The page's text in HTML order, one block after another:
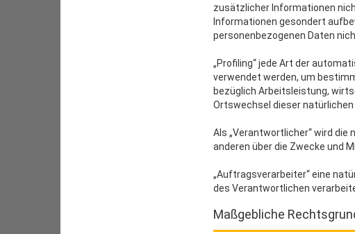
zusätzlicher Informationen
Informationen gesondert
personenbezogenen Daten
„Profiling“ jede Art der
verwendet werden, um
bezüglich Arbeitsleistung,
Ortswechsel dieser natürlichen
Als „Verantwortlicher“ wird die
anderen über die Zwecke und
„Auftragsverarbeiter“ eine
des Verantwortlichen
Maßgebliche